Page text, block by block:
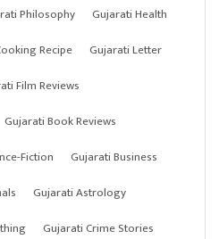
Philosophy
Gujarati Health
Recipe
Gujarati Letter
Film Reviews
Gujarati Book Reviews
Fiction
Gujarati Business
Gujarati Astrology
Gujarati Crime Stories